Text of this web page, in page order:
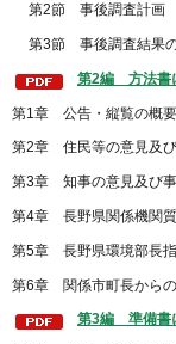
第2節 事後調査計画
第3節 事後調査結果
第2編 方法書
第1章 公告・縦覧の概要
第2章 住民等の意見及
第3章 知事の意見及び
第4章 長野県関係機関
第5章 長野県環境部長
第6章 関係市町長から
第3編 準備書